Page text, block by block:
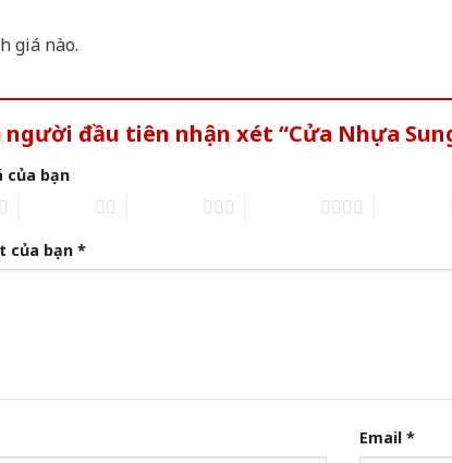
giá nào.
người đầu tiên nhận xét “Cửa Nhựa
của bạn
của bạn *
Email *